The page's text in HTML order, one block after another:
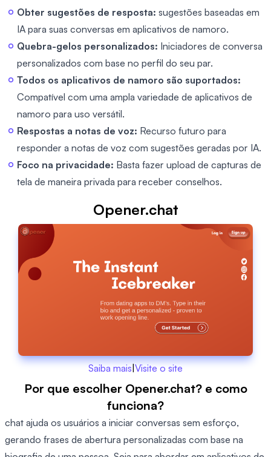
Obter sugestões de resposta: sugestões baseadas em
IA para suas conversas em aplicativos de namoro.
Quebra-gelos personalizados: Iniciadores de conversa
personalizados com base no perfil do seu par.
Todos os aplicativos de namoro são suportados:
Compatível com uma ampla variedade de aplicativos de
namoro para uso versátil.
Respostas a notas de voz: Recurso futuro para
responder a notas de voz com sugestões geradas por IA.
Foco na privacidade: Basta fazer upload de capturas de
tela de maneira privada para receber conselhos.
Opener.chat
Saiba mais Visite o site
Por que escolher Opener.chat? e como
funciona?
chat ajuda os usuários a iniciar conversas sem esforço,
gerando frases de abertura personalizadas com base na